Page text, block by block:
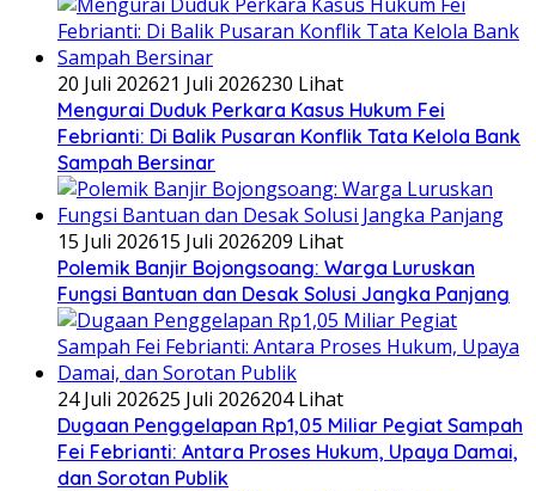
20 Juli 202621 Juli 2026230 Lihat
​Mengurai Duduk Perkara Kasus Hukum Fei
Febrianti: Di Balik Pusaran Konflik Tata Kelola Bank
Sampah Bersinar
15 Juli 202615 Juli 2026209 Lihat
Polemik Banjir Bojongsoang: Warga Luruskan
Fungsi Bantuan dan Desak Solusi Jangka Panjang
24 Juli 202625 Juli 2026204 Lihat
Dugaan Penggelapan Rp1,05 Miliar Pegiat Sampah
Fei Febrianti: Antara Proses Hukum, Upaya Damai,
dan Sorotan Publik